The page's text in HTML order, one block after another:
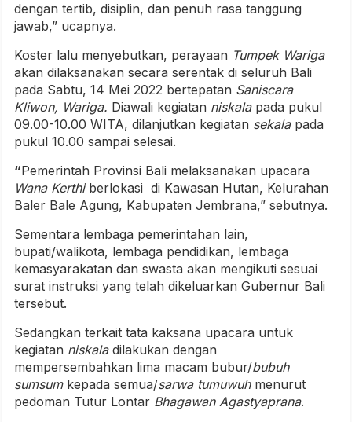
dengan tertib, disiplin, dan penuh rasa tanggung
jawab,” ucapnya.
Koster lalu menyebutkan, perayaan Tumpek Wariga
akan dilaksanakan secara serentak di seluruh Bali
pada Sabtu, 14 Mei 2022 bertepatan Saniscara
Kliwon, Wariga. Diawali kegiatan niskalapada pukul
09.00-10.00 WITA, dilanjutkan kegiatan sekalapada
pukul 10.00 sampai selesai.
“Pemerintah Provinsi Bali melaksanakan upacara
Wana Kerthiberlokasi di Kawasan Hutan, Kelurahan
Baler Bale Agung, Kabupaten Jembrana,” sebutnya.
Sementara lembaga pemerintahan lain,
bupati/walikota, lembaga pendidikan, lembaga
kemasyarakatan dan swasta akan mengikuti sesuai
surat instruksi yang telah dikeluarkan Gubernur Bali
tersebut.
Sedangkan terkait tata kaksana upacara untuk
kegiatan niskaladilakukan dengan
mempersembahkan lima macam bubur/bubuh
sumsum kepada semua/sarwa tumuwuh menurut
pedoman Tutur Lontar Bhagawan Agastyaprana.